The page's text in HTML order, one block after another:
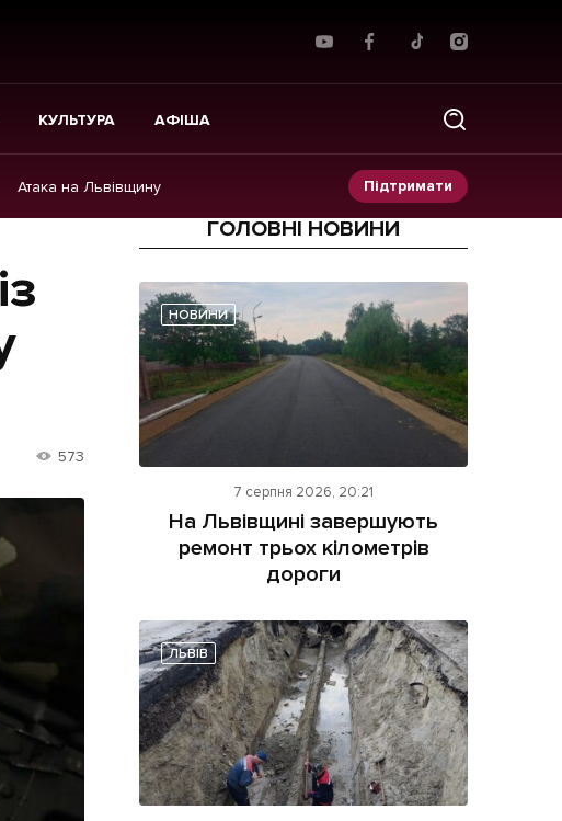
КУЛЬТУРА АФІША
Атака на Львівщину Підтримати
Прес-релізи
Фото/Відео
Made in Lviv
Реклама на сайті
573
ГОЛОВНІ НОВИНИ
НОВИНИ
7 серпня 2026, 20:21
На Львівщині завершують
ремонт трьох кілометрів
дороги
ЛЬВІВ